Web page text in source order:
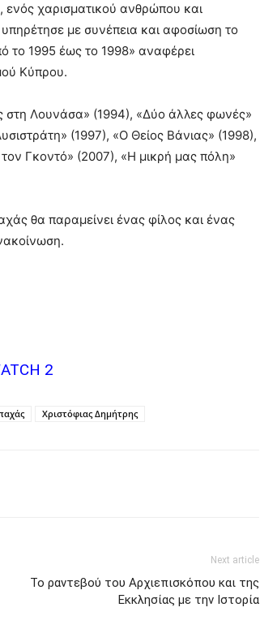
ενός χαρισματικού ανθρώπου και
με συνέπεια και αφοσίωση το
το 1995 έως το 1998» αναφέρει
Κύπρου.
στη Λουνάσα» (1994), «Δύο άλλες φωνές»
(1997), «Ο Θείος Βάνιας» (1998),
Γκοντό» (2007), «Η μικρή μας πόλη»
θα παραμείνει ένας φίλος και ένας
2
Χριστόφιας Δημήτρης
Next article
Το ραντεβού του Αρχιεπισκόπου και της
Εκκλησίας με την Ιστορία